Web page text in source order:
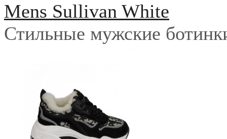
Mens Sullivan White
Стильные мужские